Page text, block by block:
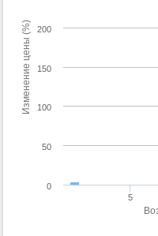
Изменение цены (%)
5
0
50
100
150
200